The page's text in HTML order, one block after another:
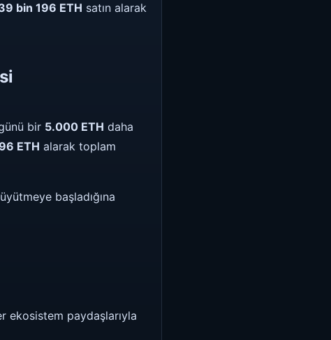
bin 196 ETH satın alarak
bir 5.000 ETH daha
ETH alarak toplam
başladığına
ekosistem paydaşlarıyla